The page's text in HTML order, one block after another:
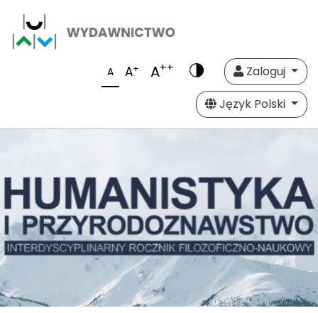
A A+ A++
Zaloguj
Język Polski